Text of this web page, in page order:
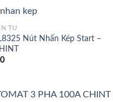
TỦ
Nút Nhấn Kép Start –